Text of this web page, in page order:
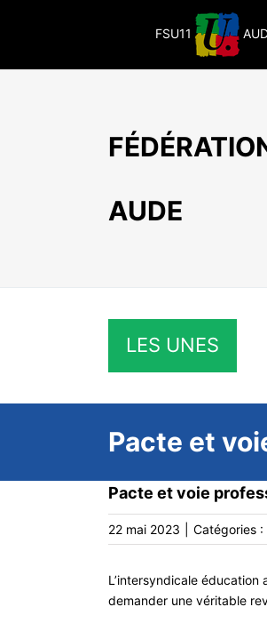
FSU11
AUDE
LES UNES
Pacte et
Pacte et voie
22 mai 2023 Catégories :
L’intersyndicale
demander une véritable